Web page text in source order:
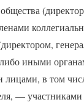
иными
в том
—